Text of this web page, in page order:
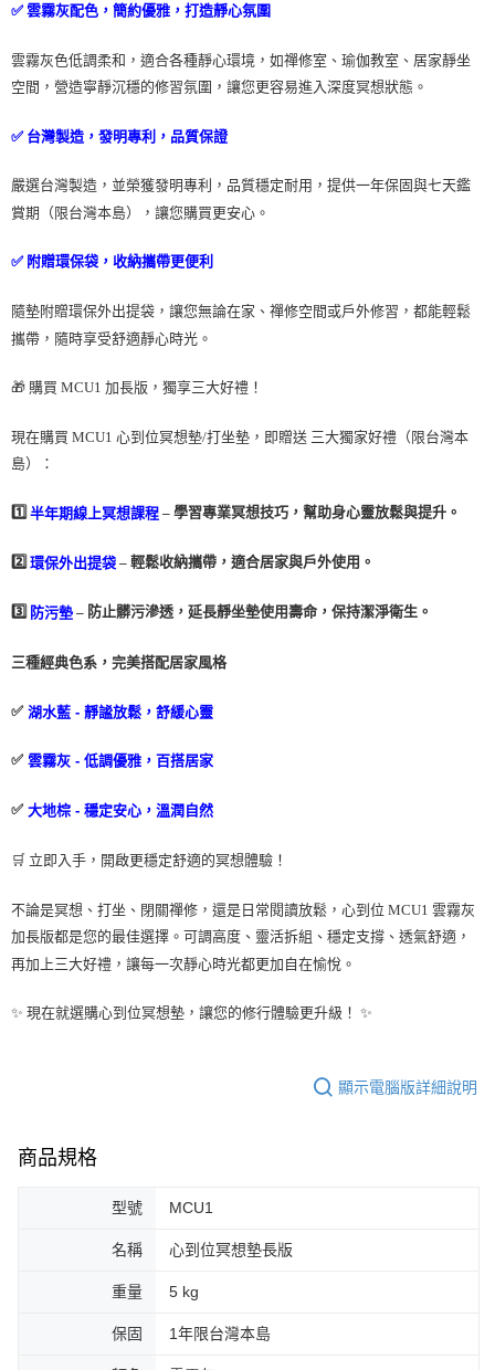
✅ 雲霧灰配色，簡約優雅，打造靜心氛圍
雲霧灰色低調柔和，適合各種靜心環境，如禪修室、瑜伽教室、居家靜坐
空間，營造寧靜沉穩的修習氛圍，讓您更容易進入深度冥想狀態。
✅ 台灣製造，發明專利，品質保證
嚴選台灣製造，並榮獲發明專利，品質穩定耐用，提供一年保固與七天鑑
賞期（限台灣本島），讓您購買更安心。
✅ 附贈環保袋，收納攜帶更便利
隨墊附贈環保外出提袋，讓您無論在家、禪修空間或戶外修習，都能輕鬆
攜帶，隨時享受舒適靜心時光。
🎁 購買 MCU1 加長版，獨享三大好禮！
現在購買 MCU1 心到位冥想墊/打坐墊，即贈送 三大獨家好禮（限台灣本
島）：
1️⃣ 半年期線上冥想課程 – 學習專業冥想技巧，幫助身心靈放鬆與提升。
2️⃣ 環保外出提袋 – 輕鬆收納攜帶，適合居家與戶外使用。
3️⃣ 防污墊– 防止髒污滲透，延長靜坐墊使用壽命，保持潔淨衛生。
三種經典色系，完美搭配居家風格
✅ 湖水藍 - 靜謐放鬆，舒緩心靈
✅ 雲霧灰 - 低調優雅，百搭居家
✅ 大地棕 - 穩定安心，溫潤自然
🛒 立即入手，開啟更穩定舒適的冥想體驗！
不論是冥想、打坐、閉關禪修，還是日常閱讀放鬆，心到位 MCU1 雲霧灰
加長版都是您的最佳選擇。可調高度、靈活拆組、穩定支撐、透氣舒適，
再加上三大好禮，讓每一次靜心時光都更加自在愉悅。
✨ 現在就選購心到位冥想墊，讓您的修行體驗更升級！ ✨
顯示電腦版詳細說明
商品規格
型號 MCU1
名稱 心到位冥想墊長版
重量 5 kg
保固 1年限台灣本島